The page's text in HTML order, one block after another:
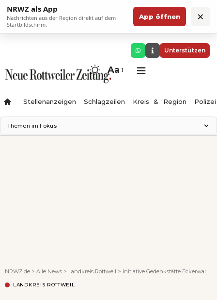
NRWZ als App
Nachrichten aus der Region direkt auf dem
Startbildschirm.
App öffnen ×
Unterstützen
Aa
Stellenanzeigen Schlagzeilen Kreis & Region Polizei
Themen im Fokus
NRWZ.de > Alle News > Landkreis Rottweil > Initiative Gedenkstätte Eckerwald besucht Buttenhausen und Grafeneck
LANDKREIS ROTTWEIL